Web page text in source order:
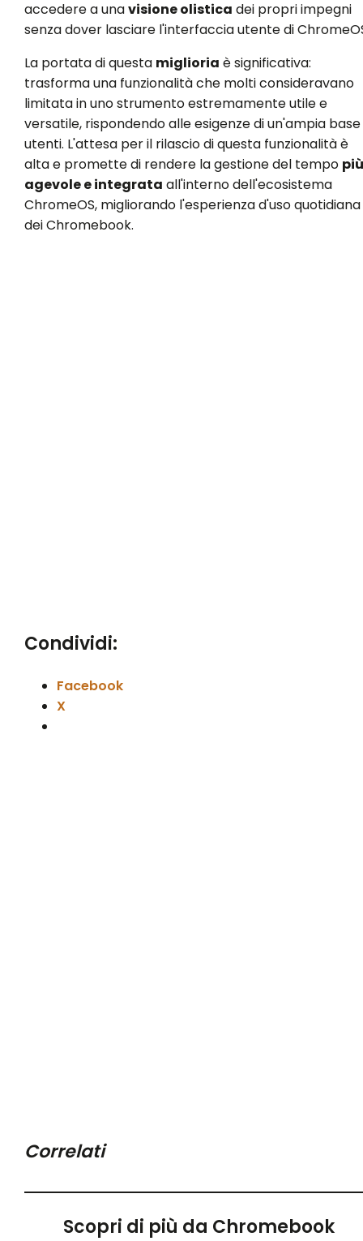
accedere a unavisione olistica dei propri impegni
senza dover lasciare l'interfaccia utente di
La portata di questa miglioria è significativa:
trasforma una funzionalità che molti consideravano
limitata in uno strumento estremamente utile e
versatile, rispondendo alle esigenze di un'ampia base
utenti. L'attesa per il rilascio di questa funzionalità è
alta e promette di rendere la gestione del tempo più
agevole e integrata all'interno dell'ecosistema
ChromeOS, migliorando l'esperienza d'uso quotidiana
dei Chromebook.
Condividi:
Facebook
X
Correlati
Scopri di più da Chromebook